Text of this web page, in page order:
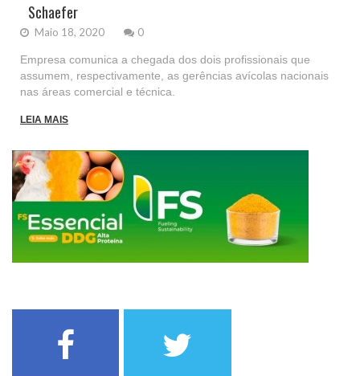
Schaefer
Maio 18, 2020 0
Empresa comunica a chegada dos dois profissionais que
assumem, respectivamente, as gerências avícolas nacionais
nas áreas comercial e técnica.
LEIA MAIS